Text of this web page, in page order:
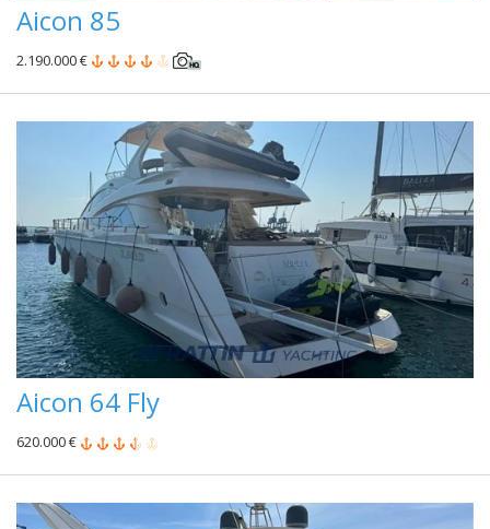
Aicon 85
2.190.000 €
Aicon 64 Fly
620.000 €